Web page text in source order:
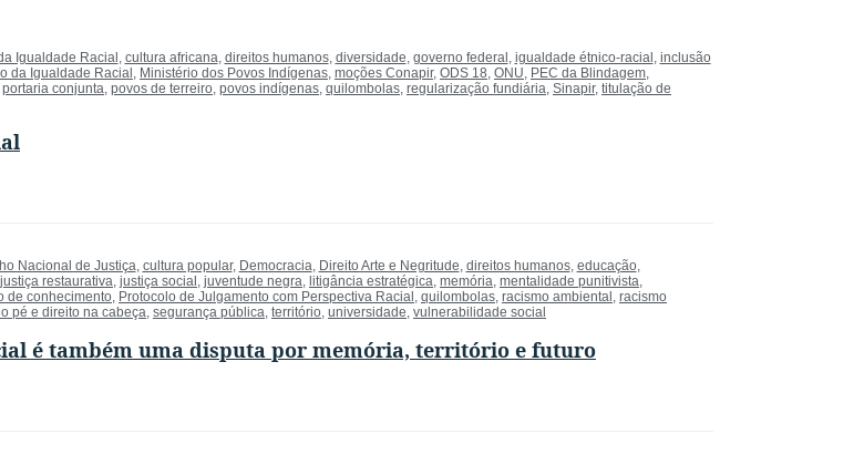
Igualdade Racial , cultura africana, direitos humanos, diversidade, governo federal , igualdade étnico-racial , inclusão
da Igualdade Racial , Ministério dos Povos Indígenas, moções Conapir, ODS 18, ONU, PEC da Blindagem,
portaria conjunta, povos de terreiro, povos indígenas, quilombolas, regularização fundiária, Sinapir, titulação de
Nacional de Justiça, cultura popular, Democracia, Direito Arte e Negritude, direitos humanos, educação,
justiça restaurativa, justiça social , juventude negra, litigância estratégica, memória, mentalidade punitivista,
de conhecimento, Protocolo de Julgamento com Perspectiva Racial , quilombolas, racismo ambiental , racismo
pé e direito na cabeça, segurança pública, território, universidade, vulnerabilidade social
é também uma disputa por memória, território e futuro